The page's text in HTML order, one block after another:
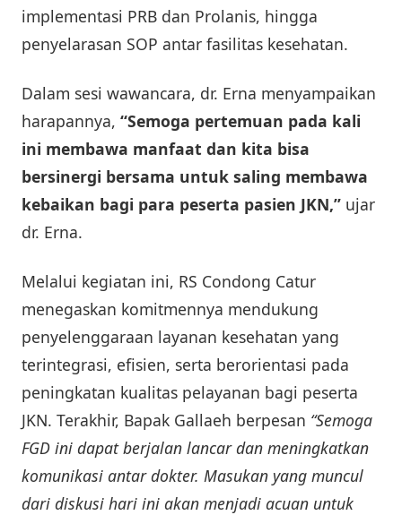
implementasi PRB dan Prolanis, hingga
penyelarasan SOP antar fasilitas kesehatan.
Dalam sesi wawancara, dr. Erna menyampaikan
harapannya, “Semoga pertemuan pada kali
ini membawa manfaat dan kita bisa
bersinergi bersama untuk saling membawa
kebaikan bagi para peserta pasien JKN,” ujar
dr. Erna.
Melalui kegiatan ini, RS Condong Catur
menegaskan komitmennya mendukung
penyelenggaraan layanan kesehatan yang
terintegrasi, efisien, serta berorientasi pada
peningkatan kualitas pelayanan bagi peserta
JKN. Terakhir, Bapak Gallaeh berpesan “Semoga
FGD ini dapat berjalan lancar dan meningkatkan
komunikasi antar dokter. Masukan yang muncul
dari diskusi hari ini akan menjadi acuan untuk